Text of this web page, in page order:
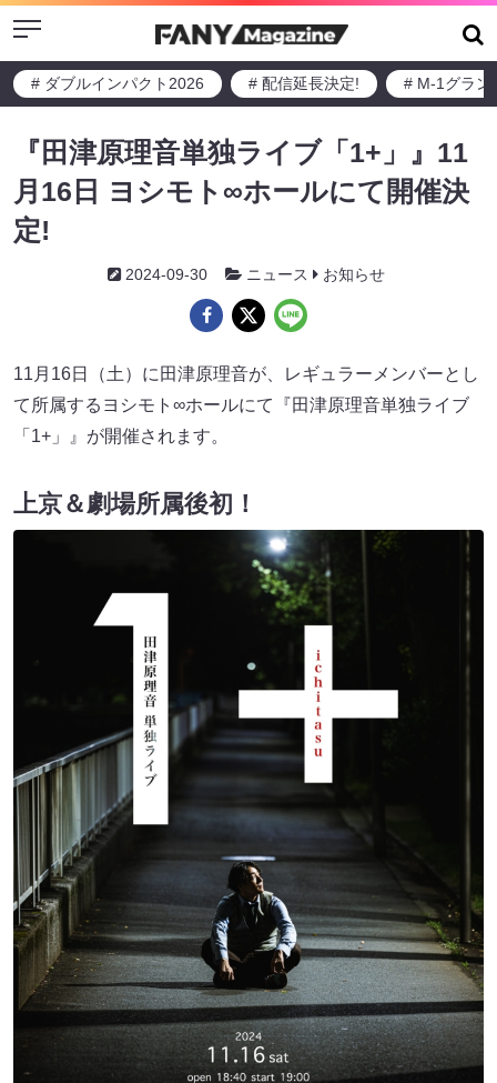
Menu
# ダブルインパクト2026 # 配信延長決定! # M-1グラン
『田津原理音単独ライブ「1+」』11
月16日 ヨシモト∞ホールにて開催決
定!
2024-09-30 ニュース お知らせ
11月16日（土）に田津原理音が、レギュラーメンバーとし
て所属するヨシモト∞ホールにて『田津原理音単独ライブ
「1+」』が開催されます。
上京＆劇場所属後初！